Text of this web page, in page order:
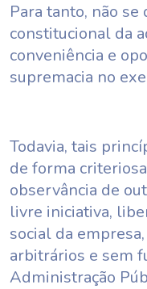
Para tanto, não
constitucional da
conveniência e
supremacia no
Todavia, tais
de forma
observância de
livre iniciativa,
social da
arbitrários e sem
Administração